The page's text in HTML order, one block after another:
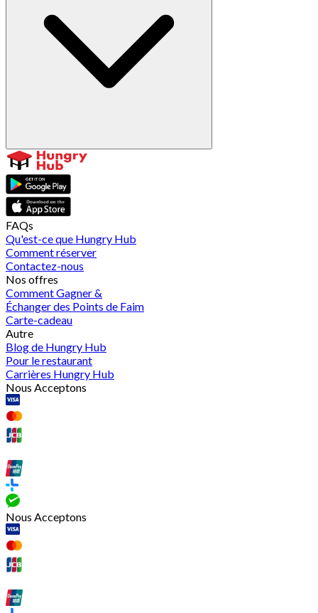
FAQs
Qu'est-ce que Hungry Hub
Comment réserver
Contactez-nous
Nos offres
Comment Gagner &
Échanger des Points de Faim
Carte-cadeau
Autre
Blog de Hungry Hub
Pour le restaurant
Carrières Hungry Hub
Nous Acceptons
Nous Acceptons